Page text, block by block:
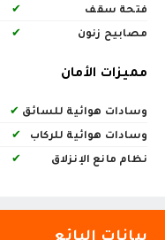
فتحة سقف
✔
مصابيح زنون
✔
مميزات الأمان
وسادات هوائية للسائق ✔
وسادات هوائية للركاب
✔
نظام مانع الإنزلاق
✔
بيانات البائع